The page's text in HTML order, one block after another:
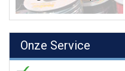
Onze Service